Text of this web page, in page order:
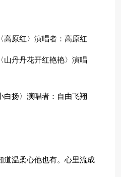
高原红〉演唱者：高原红
山丹丹花开红艳艳〉演唱
白扬〉演唱者：自由飞翔
道温柔心他也有。心里流成